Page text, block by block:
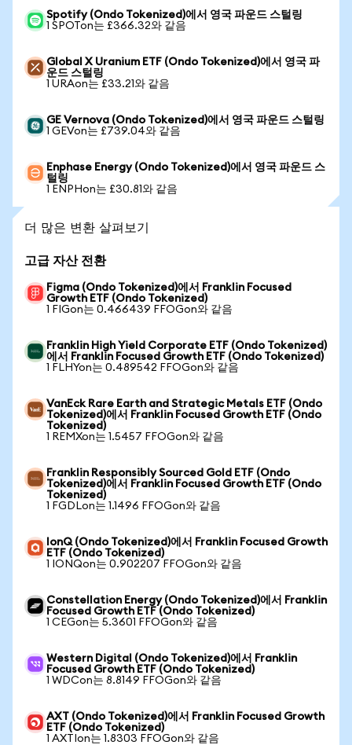
Spotify (Ondo Tokenized)에서 영국 파운드 스털링
1 SPOTon는 £366.32와 같음
Global X Uranium ETF (Ondo Tokenized)에서 영국 파
운드 스털링
1 URAon는 £33.21와 같음
GE Vernova (Ondo Tokenized)에서 영국 파운드 스털링
1 GEVon는 £739.04와 같음
Enphase Energy (Ondo Tokenized)에서 영국 파운드 스
털링
1 ENPHon는 £30.81와 같음
더 많은 변환 살펴보기
고급 자산 전환
Figma (Ondo Tokenized)에서 Franklin Focused
Growth ETF (Ondo Tokenized)
1 FIGon는 0.466439 FFOGon와 같음
Franklin High Yield Corporate ETF (Ondo Tokenized)
에서 Franklin Focused Growth ETF (Ondo Tokenized)
1 FLHYon는 0.489542 FFOGon와 같음
VanEck Rare Earth and Strategic Metals ETF (Ondo
Tokenized)에서 Franklin Focused Growth ETF (Ondo
Tokenized)
1 REMXon는 1.5457 FFOGon와 같음
Franklin Responsibly Sourced Gold ETF (Ondo
Tokenized)에서 Franklin Focused Growth ETF (Ondo
Tokenized)
1 FGDLon는 1.1496 FFOGon와 같음
IonQ (Ondo Tokenized)에서 Franklin Focused Growth
ETF (Ondo Tokenized)
1 IONQon는 0.902207 FFOGon와 같음
Constellation Energy (Ondo Tokenized)에서 Franklin
Focused Growth ETF (Ondo Tokenized)
1 CEGon는 5.3601 FFOGon와 같음
Western Digital (Ondo Tokenized)에서 Franklin
Focused Growth ETF (Ondo Tokenized)
1 WDCon는 8.8149 FFOGon와 같음
AXT (Ondo Tokenized)에서 Franklin Focused Growth
ETF (Ondo Tokenized)
1 AXTIon는 1.8303 FFOGon와 같음